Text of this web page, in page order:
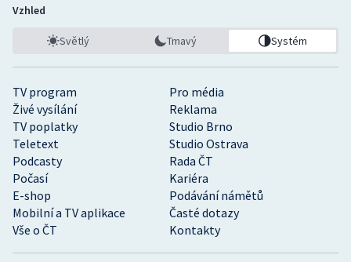
TV program
Pro média
Živé vysílání
Reklama
TV poplatky
Studio Brno
Teletext
Studio Ostrava
Podcasty
Rada ČT
Počasí
Kariéra
E-shop
Podávání námětů
Mobilní a TV aplikace
Časté dotazy
Vše o ČT
Kontakty
Vzhled
Světlý Tmavý Systém